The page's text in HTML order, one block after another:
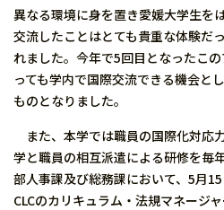
異なる環境に身を置き愛媛大学生を
交流したことはとても貴重な体験だ
れました。今年で5回目となったこ
っても学内で国際交流できる機会と
ものとなりました。
また、本学では職員の国際化対応
学と職員の相互派遣による研修を毎
部人事課及び総務課において、5月
CLCのカリキュラム・法規マネージ